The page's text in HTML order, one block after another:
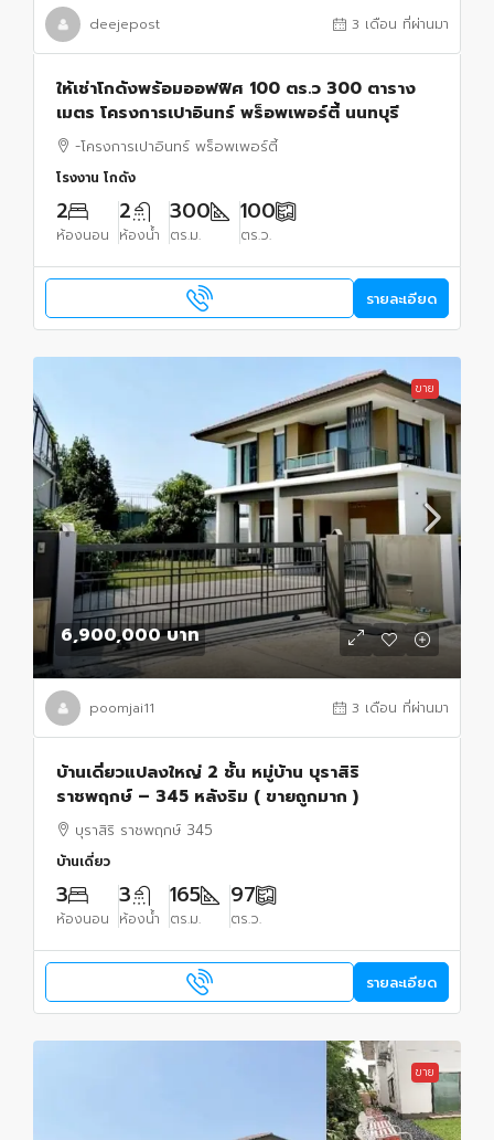
deejepost 3 เดือน ที่ผ่านมา
ให้เช่าโกดังพร้อมออฟฟิศ 100 ตร.ว 300 ตาราง
เมตร โครงการเปาอินทร์ พร็อพเพอร์ตี้ นนทบุรี
-โครงการเปาอินทร์ พร็อพเพอร์ตี้
โรงงาน โกดัง
2
ห้องนอน
2
ห้องน้ำ
300
ตร.ม.
100
ตร.ว.
รายละเอียด
ขาย
6,900,000 บาท
poomjai11 3 เดือน ที่ผ่านมา
บ้านเดี่ยวแปลงใหญ่ 2 ชั้น หมู่บ้าน บุราสิริ
ราชพฤกษ์ – 345 หลังริม ( ขายถูกมาก )
บุราสิริ ราชพฤกษ์ 345
บ้านเดี่ยว
3
ห้องนอน
3
ห้องน้ำ
165
ตร.ม.
97
ตร.ว.
รายละเอียด
ขาย